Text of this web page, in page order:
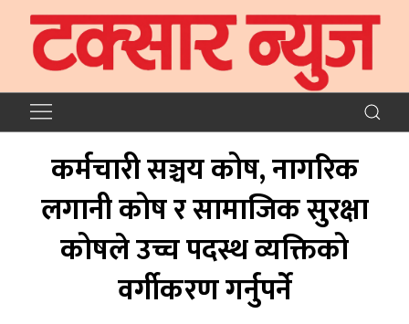
कर्मचारी सञ्चय कोष, नागरिक
लगानी कोष र सामाजिक सुरक्षा
कोषले उच्च पदस्थ व्यक्तिको
वर्गीकरण गर्नुपर्ने